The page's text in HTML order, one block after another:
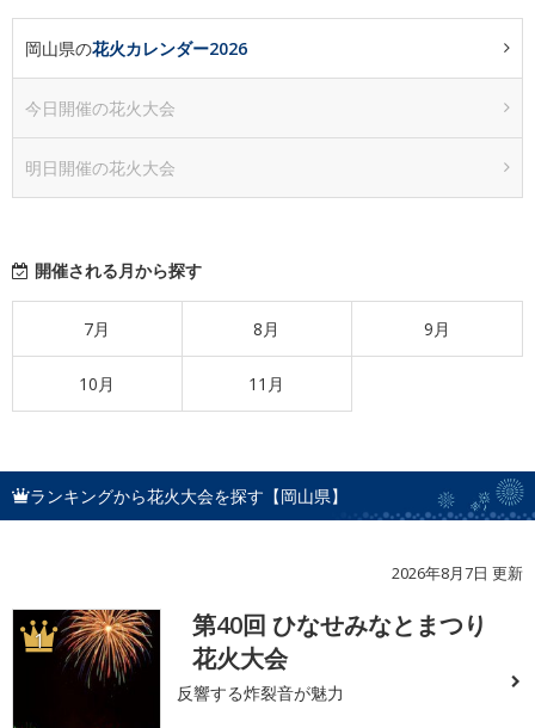
岡山県の花火カレンダー2026
今日開催の花火大会
明日開催の花火大会
開催される月から探す
7月 8月 9月
10月 11月
ランキングから花火大会を探す【岡山県】
2026年8月7日 更新
1
第40回 ひなせみなとまつり
花火大会
反響する炸裂音が魅力